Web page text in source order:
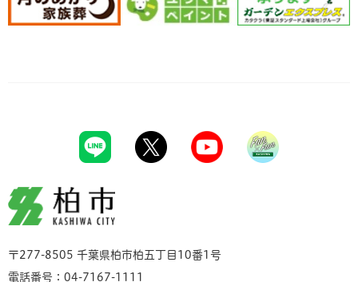
柏市
〒277-8505 千葉県柏市柏五丁目10番1号
電話番号：04-7167-1111